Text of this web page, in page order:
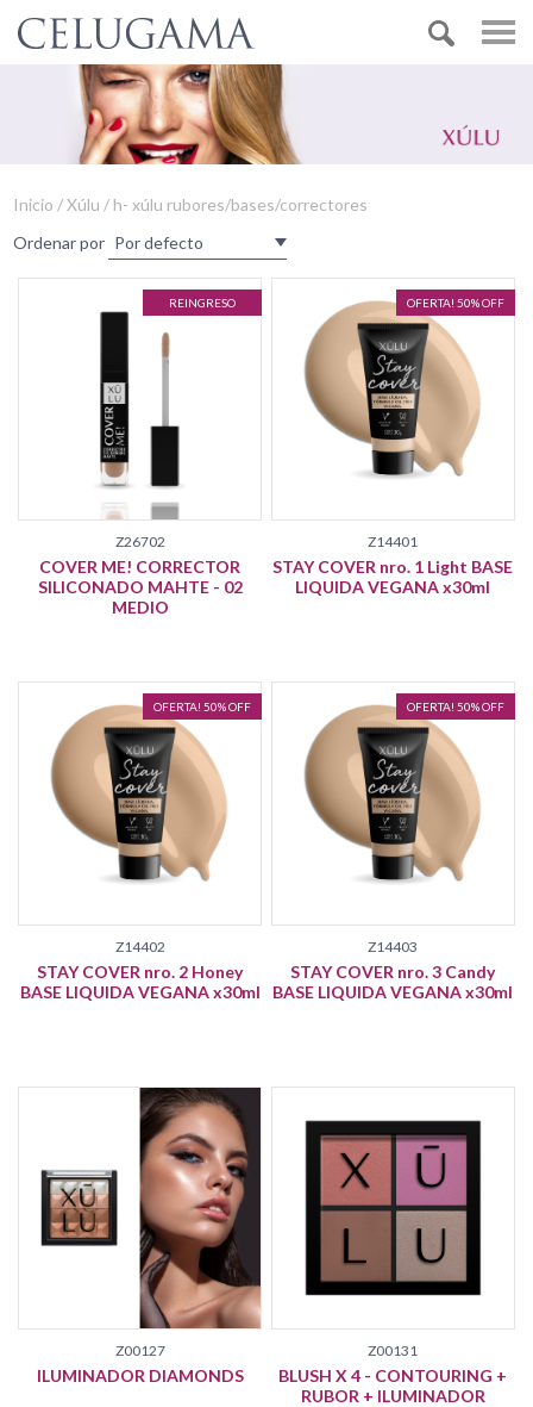
Inicio / Xúlu / h- xúlu rubores/bases/correctores
Ordenar por
REINGRESO
Z26702
COVER ME! CORRECTOR
SILICONADO MAHTE - 02
MEDIO
OFERTA! 50% OFF
Z14401
STAY COVER nro. 1 Light BASE
LIQUIDA VEGANA x30ml
OFERTA! 50% OFF
Z14402
STAY COVER nro. 2 Honey
BASE LIQUIDA VEGANA x30ml
OFERTA! 50% OFF
Z14403
STAY COVER nro. 3 Candy
BASE LIQUIDA VEGANA x30ml
Z00127
ILUMINADOR DIAMONDS
Z00131
BLUSH X 4 - CONTOURING +
RUBOR + ILUMINADOR